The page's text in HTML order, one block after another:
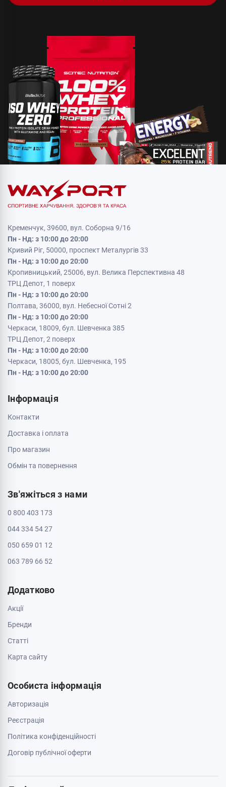
Кременчук, 39600, вул. Соборна 9/16
Пн - Нд: з 10:00 до 20:00
Кривий Ріг, 50000, проспект Металургів 33
Пн - Нд: з 10:00 до 20:00
Кропивницький, 25006, вул. Велика Перспективна 48
ТРЦ Депот, 1 поверх
Пн - Нд: з 10:00 до 20:00
Полтава, 36000, вул. Небесної Сотні 2
Пн - Нд: з 10:00 до 20:00
Черкаси, 18009, бул. Шевченка 385
ТРЦ Депот, 2 поверх
Пн - Нд: з 10:00 до 20:00
Черкаси, 18005, бул. Шевченка, 195
Пн - Нд: з 10:00 до 20:00
Інформація
Контакти
Доставка і оплата
Про магазин
Обмін та повернення
Зв'яжіться з нами
0 800 403 173
044 334 54 27
050 659 01 12
063 789 66 52
Додатково
Акції
Бренди
Cтатті
Карта сайту
Особиста інформація
Авторизація
Реєстрація
Політика конфіденційності
Договір публічної оферти